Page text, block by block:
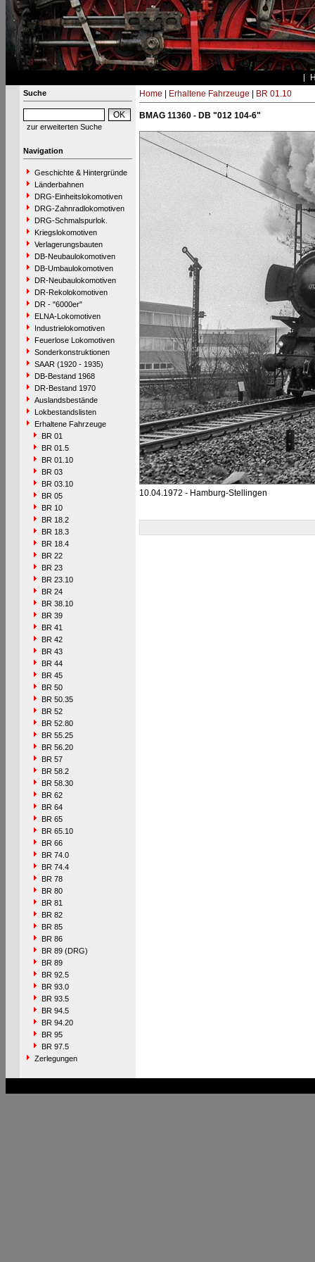
Suche
zur erweiterten Suche
Navigation
Geschichte & Hintergründe
Länderbahnen
DRG-Einheitslokomotiven
DRG-Zahnradlokomotiven
DRG-Schmalspurlok.
Kriegslokomotiven
Verlagerungsbauten
DB-Neubaulokomotiven
DB-Umbaulokomotiven
DR-Neubaulokomotiven
DR-Rekolokomotiven
DR - "6000er"
ELNA-Lokomotiven
Industrielokomotiven
Feuerlose Lokomotiven
Sonderkonstruktionen
SAAR (1920 - 1935)
DB-Bestand 1968
DR-Bestand 1970
Auslandsbestände
Lokbestandslisten
Erhaltene Fahrzeuge
BR 01
BR 01.5
BR 01.10
BR 03
BR 03.10
BR 05
BR 10
BR 18.2
BR 18.3
BR 18.4
BR 22
BR 23
BR 23.10
BR 24
BR 38.10
BR 39
BR 41
BR 42
BR 43
BR 44
BR 45
BR 50
BR 50.35
BR 52
BR 52.80
BR 55.25
BR 56.20
BR 57
BR 58.2
BR 58.30
BR 62
BR 64
BR 65
BR 65.10
BR 66
BR 74.0
BR 74.4
BR 78
BR 80
BR 81
BR 82
BR 85
BR 86
BR 89 (DRG)
BR 89
BR 92.5
BR 93.0
BR 93.5
BR 94.5
BR 94.20
BR 95
BR 97.5
Zerlegungen
Home Erhaltene Fahrzeuge BR 01.10
BMAG 11360 - DB "012 104-6"
10.04.1972 - Hamburg-Stellingen